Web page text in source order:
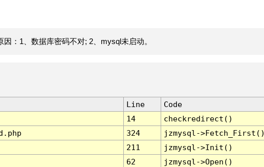
：1、数据库密码不对; 2、mysql未启动。
Line
Code
14
checkredirect()
324
jzmysql-
211
jzmysql->Init()
62
jzmysql->Open()